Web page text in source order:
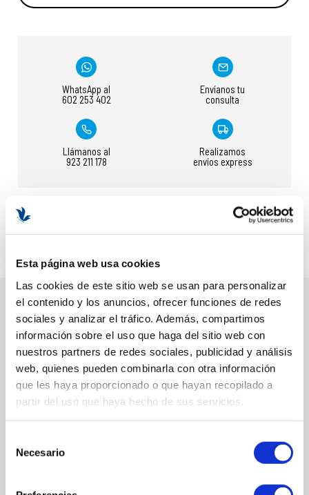
Esta página web usa cookies
Las cookies de este sitio web se usan para personalizar
el contenido y los anuncios, ofrecer funciones de redes
sociales y analizar el tráfico. Además, compartimos
información sobre el uso que haga del sitio web con
nuestros partners de redes sociales, publicidad y análisis
web, quienes pueden combinarla con otra información
que les haya proporcionado o que hayan recopilado a
partir del uso que haya hecho de sus servicios.
Necesario
WhatsApp al
602 253 402
Envíanos tu
consulta
Llámanos al
923 211 178
Realizamos
envíos express
puntosque podrá
DESCRIPCIÓN
BENEFICIOS Y PROPIEDADES
Estimula la renovación celular.
Reduce arrugas y líneas de expresión.
Mejora la firmeza y elasticidad de la piel.
Repara, nutre y potencia la luminosidad cutánea.